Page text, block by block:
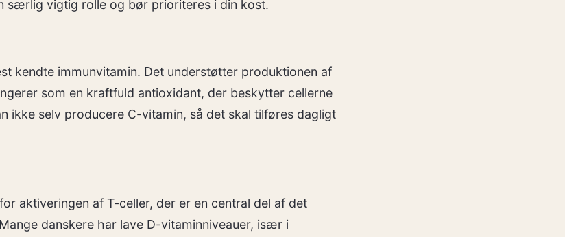
særlig vigtig rolle og bør prioriteres i din kost.
kendte immunvitamin. Det understøtter produktionen af
som en kraftfuld antioxidant, der beskytter cellerne
ikke selv producere C-vitamin, så det skal tilføres dagligt
aktiveringen af T-celler, der er en central del af det
danskere har lave D-vitaminniveauer, især i